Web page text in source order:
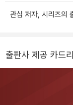
관심 저자, 시리즈의
출판사 제공 카드